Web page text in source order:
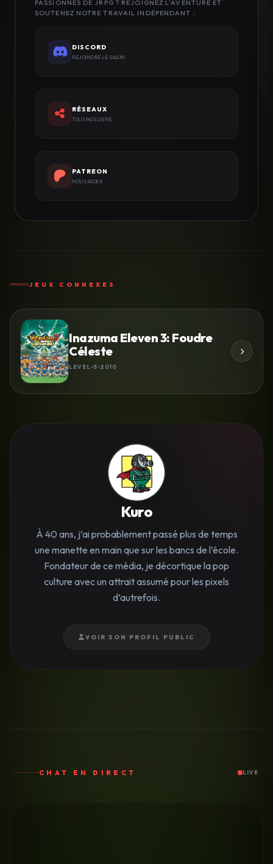
PASSIONNÉS DE JRPG ? REJOIGNEZ L'AVENTURE ET
SOUTENEZ NOTRE TRAVAIL INDÉPENDANT :
DISCORD
REJOINDRE LE SALON
RÉSEAUX
TOUS NOS LIENS
PATREON
NOUS AIDER
JEUX CONNEXES
Inazuma Eleven 3: Foudre
Céleste
LEVEL-5 2010
Kuro
À 40 ans, j’ai probablement passé plus de temps
une manette en main que sur les bancs de l’école.
Fondateur de ce média, je décortique la pop
culture avec un attrait assumé pour les pixels
d’autrefois.
VOIR SON PROFIL PUBLIC
CHAT EN DIRECT LIVE